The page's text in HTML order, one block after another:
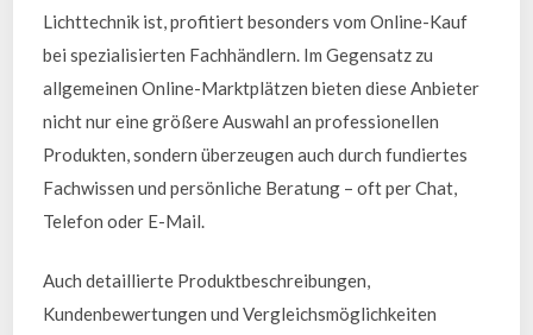
Lichttechnik ist, profitiert besonders vom Online-Kauf
bei spezialisierten Fachhändlern. Im Gegensatz zu
allgemeinen Online-Marktplätzen bieten diese Anbieter
nicht nur eine größere Auswahl an professionellen
Produkten, sondern überzeugen auch durch fundiertes
Fachwissen und persönliche Beratung – oft per Chat,
Telefon oder E-Mail.
Auch detaillierte Produktbeschreibungen,
Kundenbewertungen und Vergleichsmöglichkeiten